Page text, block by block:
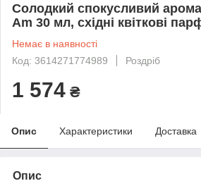
Солодкий спокусливий
Am 30 мл, східні квіткові
Немає в наявності
Код: 3614271774989
Роздріб
1 574 ₴
Опис Характеристики Доставка
Опис